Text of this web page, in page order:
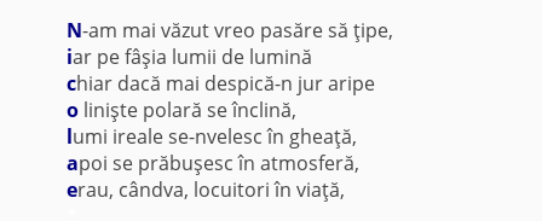
N-am mai văzut vreo pasăre să ţipe,
iar pe fâşia lumii de lumină
chiar dacă mai despică-n jur aripe
olinişte polară se înclină,
lumi ireale se-nvelesc în gheaţă,
apoi se prăbuşesc în atmosferă,
erau, cândva, locuitori în viaţă,